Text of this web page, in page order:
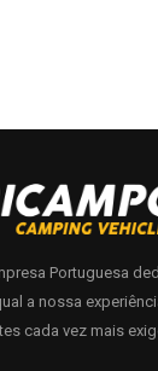
Portuguesa
a nossa
cada vez mais